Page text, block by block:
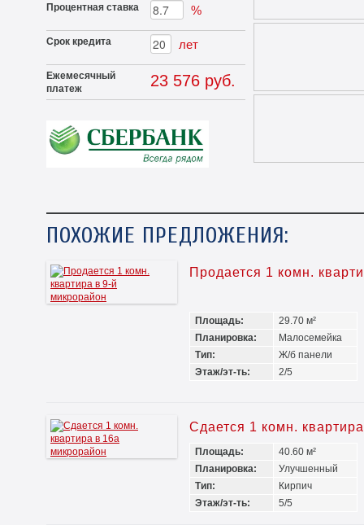
Процентная ставка %
Срок кредита лет
Ежемесячный
платеж
23 576 руб.
ПОХОЖИЕ ПРЕДЛОЖЕНИЯ:
Продается 1 комн.
Площадь:
29.70 м²
Планировка:
Малосемейка
Тип:
Ж/б панели
Этаж/эт-ть:
2/5
Сдается 1 комн.
Площадь:
40.60 м²
Планировка:
Улучшенный
Тип:
Кирпич
Этаж/эт-ть:
5/5